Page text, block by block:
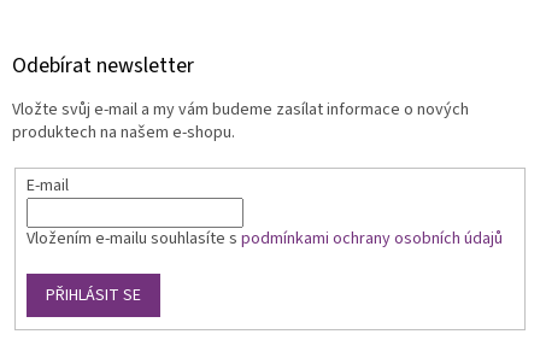
Odebírat newsletter
Vložte svůj e-mail a my vám budeme zasílat informace o nových
produktech na našem e-shopu.
E-mail
Vložením e-mailu souhlasíte s podmínkami ochrany osobních údajů
PŘIHLÁSIT SE